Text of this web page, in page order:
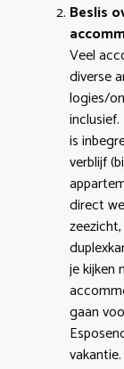
Beslis
Veel
diverse
logies/
is
verblijf
direct
je kijken
gaan